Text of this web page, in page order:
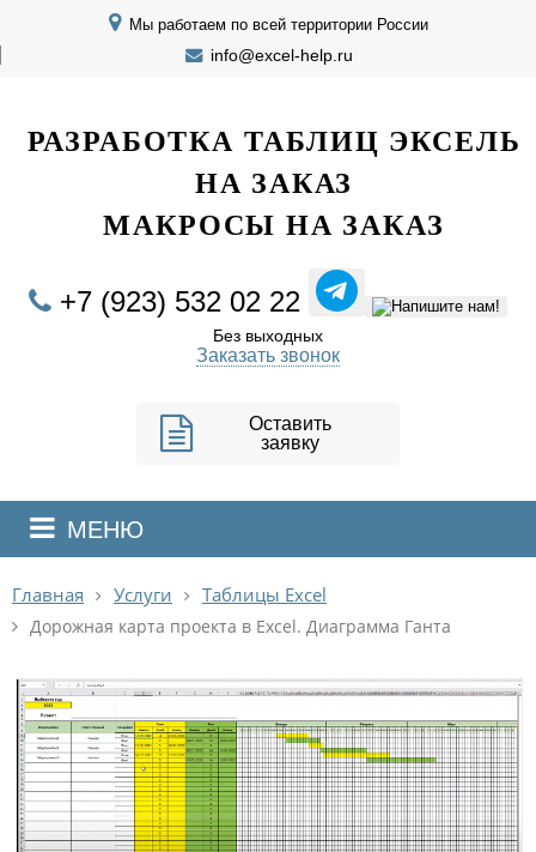
Мы работаем по всей территории России
info@excel-help.ru
РАЗРАБОТКА ТАБЛИЦ ЭКСЕЛЬ
НА ЗАКАЗ
МАКРОСЫ НА ЗАКАЗ
+7 (923) 532 02 22
Без выходных
Заказать звонок
Оставить
заявку
МЕНЮ
Главная Услуги Таблицы Excel
Дорожная карта проекта в Excel. Диаграмма Ганта